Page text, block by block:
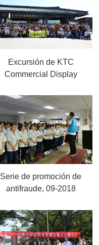
Excursión de KTC
Commercial Display
Shanxi, 09-2018
Serie de promoción de
antifraude, 09-2018